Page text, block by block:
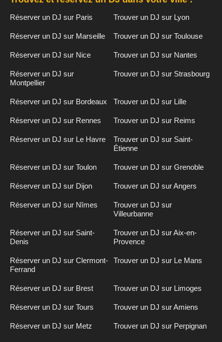
Réserver un DJ sur Paris Trouver un DJ sur Lyon
Réserver un DJ sur Marseille Trouver un DJ sur Toulouse
Réserver un DJ sur Nice Trouver un DJ sur Nantes
Réserver un DJ sur
Montpellier
Trouver un DJ sur Strasbourg
Réserver un DJ sur Bordeaux Trouver un DJ sur Lille
Réserver un DJ sur Rennes Trouver un DJ sur Reims
Réserver un DJ sur Le Havre
Trouver un DJ sur Saint-
Étienne
Réserver un DJ sur Toulon Trouver un DJ sur Grenoble
Réserver un DJ sur Dijon Trouver un DJ sur Angers
Réserver un DJ sur Nîmes
Trouver un DJ sur
Villeurbanne
Réserver un DJ sur Saint-
Denis
Trouver un DJ sur Aix-en-
Provence
Réserver un DJ sur Clermont-
Ferrand
Trouver un DJ sur Le Mans
Réserver un DJ sur Brest Trouver un DJ sur Limoges
Réserver un DJ sur Tours Trouver un DJ sur Amiens
Réserver un DJ sur Metz Trouver un DJ sur Perpignan